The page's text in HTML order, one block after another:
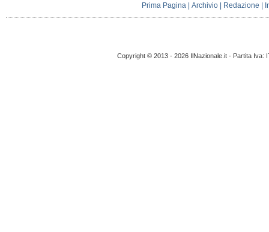
Prima Pagina |Archivio Redazione
Copyright © 2013 - 2026 IlNazionale.it - Partita Iva: